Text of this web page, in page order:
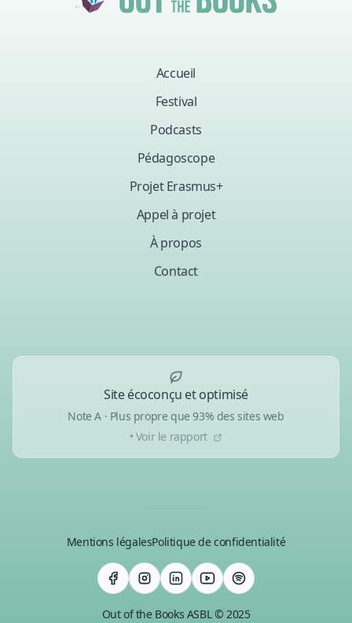
Accueil
Festival
Podcasts
Pédagoscope
Projet Erasmus+
Appel à projet
À propos
Contact
Site écoconçu et optimisé
Note A · Plus propre que 93% des sites web
• Voir le rapport
Mentions légalesPolitique de confidentialité
Out of the Books ASBL © 2025